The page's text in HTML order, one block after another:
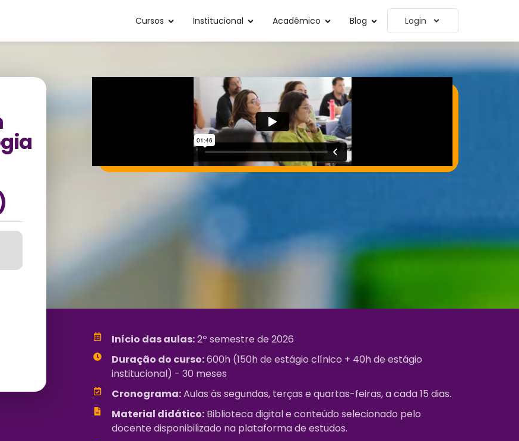
Cursos Institucional Acadêmico Blog Login
Início das aulas:2º semestre de 2026
Duração do curso:600h (150h de estágio clínico + 40h de estágio
institucional) - 30 meses
Cronograma:Aulas às segundas, terças e quartas-feiras, a cada 15 dias.
Material didático:Biblioteca digital e conteúdo selecionado pelo
docente disponibilizado na plataforma de estudos.